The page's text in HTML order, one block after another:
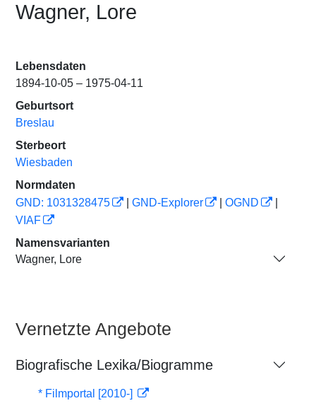
Wagner, Lore
Lebensdaten
1894-10-05 – 1975-04-11
Geburtsort
Breslau
Sterbeort
Wiesbaden
Normdaten
GND: 1031328475
GND-Explorer OGND
VIAF
Namensvarianten
Wagner, Lore
Vernetzte Angebote
Biografische Lexika/Biogramme
* Filmportal [2010-]